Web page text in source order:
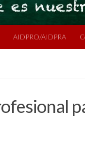
AIDPRO/AIDPRA